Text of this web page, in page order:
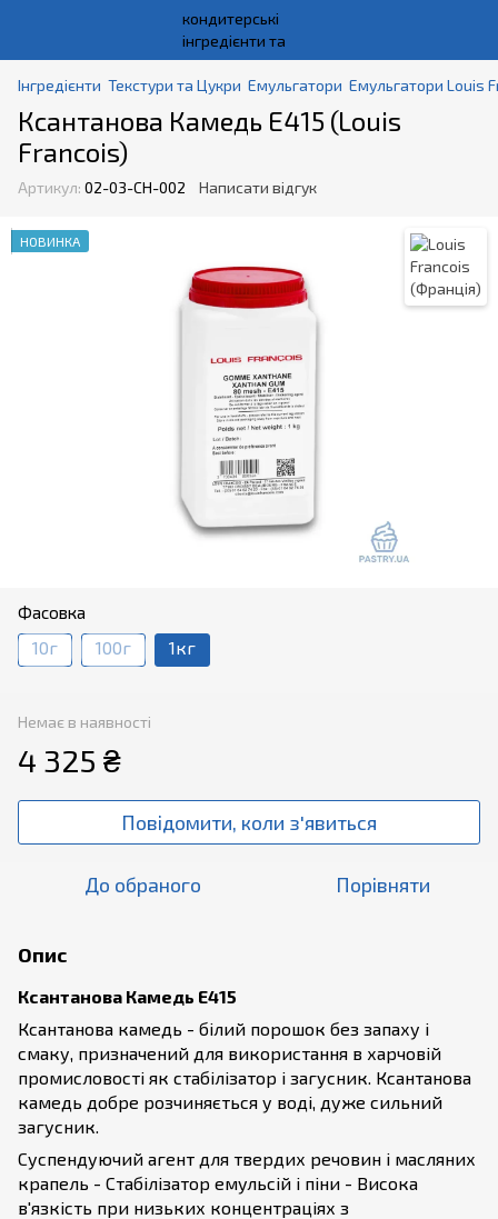
Інгредієнти Текстури та Цукри Емульгатори Емульгатори Louis
Ксантанова Камедь E415 (Louis
Francois)
Артикул: 02-03-CH-002 Написати відгук
НОВИНКА
Фасовка
10г 100г 1кг
Немає в наявності
4 325 ₴
Повідомити, коли з'явиться
До обраного Порівняти
Опис
Ксантанова Камедь E415
Ксантанова камедь - білий порошок без запаху і
смаку, призначений для використання в харчовій
промисловості як стабілізатор і загусник. Ксантанова
камедь добре розчиняється у воді, дуже сильний
загусник.
Суспендуючий агент для твердих речовин і масляних
крапель - Стабілізатор емульсій і піни - Висока
в'язкість при низьких концентраціях з